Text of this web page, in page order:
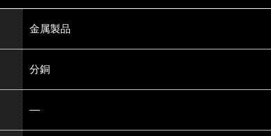
金属製品
分銅
―